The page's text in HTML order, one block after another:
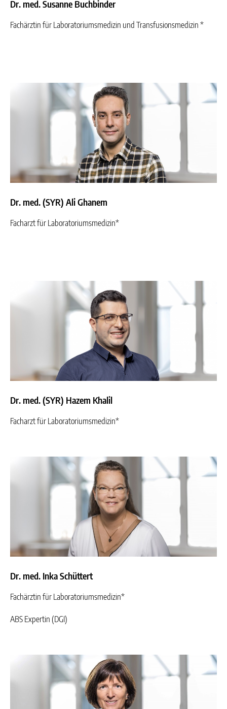
Dr. med. Susanne Buchbinder
Fachärztin für Laboratoriumsmedizin und Transfusionsmedizin *
Dr. med. (SYR) Ali Ghanem
Facharzt für Laboratoriumsmedizin*
Dr. med. (SYR) Hazem Khalil
Facharzt für Laboratoriumsmedizin*
Dr. med. Inka Schüttert
Fachärztin für Laboratoriumsmedizin*
ABS Expertin (DGI)